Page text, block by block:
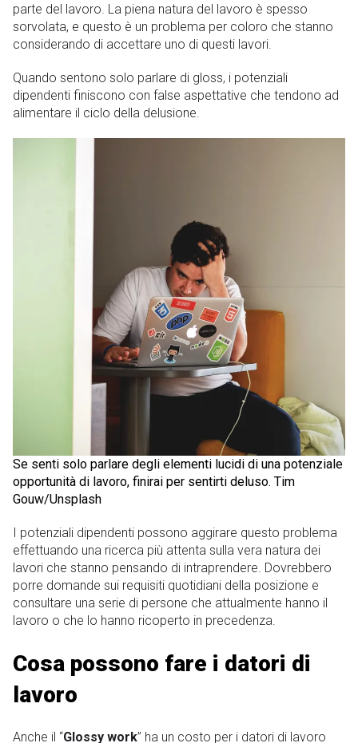
parte del lavoro. La piena natura del lavoro è spesso
sorvolata, e questo è un problema per coloro che stanno
considerando di accettare uno di questi lavori.
Quando sentono solo parlare di gloss, i potenziali
dipendenti finiscono con false aspettative che tendono ad
alimentare il ciclo della delusione.
Se senti solo parlare degli elementi lucidi di una potenziale
opportunità di lavoro, finirai per sentirti deluso. Tim
Gouw/Unsplash
I potenziali dipendenti possono aggirare questo problema
effettuando una ricerca più attenta sulla vera natura dei
lavori che stanno pensando di intraprendere. Dovrebbero
porre domande sui requisiti quotidiani della posizione e
consultare una serie di persone che attualmente hanno il
lavoro o che lo hanno ricoperto in precedenza.
Cosa possono fare i datori di
lavoro
Anche il “Glossy work” ha un costo per i datori di lavoro